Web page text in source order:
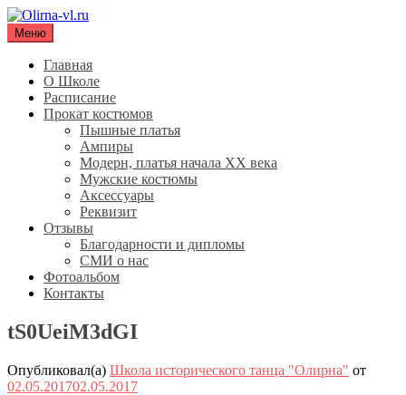
Перейти
содержимому
Olirna-vl.ru
Школа исторического танца "Олирна"
Меню
Главная
О Школе
Расписание
Прокат костюмов
Пышные платья
Ампиры
Модерн, платья начала XX века
Мужские костюмы
Аксессуары
Реквизит
Отзывы
Благодарности и дипломы
СМИ о нас
Фотоальбом
Контакты
tS0UeiM3dGI
Опубликовал(а) Школа исторического танца "Олирна" от
02.05.201702.05.2017